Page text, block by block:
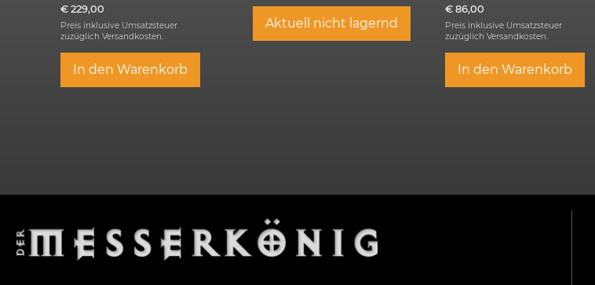
€ 229,00
Preis inklusive Umsatzsteuer
zuzüglichVersandkosten.
In den Warenkorb
Aktuell nicht lagernd
€ 86,00
Preis inklusive Umsatzsteuer
zuzüglichVersandkosten.
In den Warenkorb